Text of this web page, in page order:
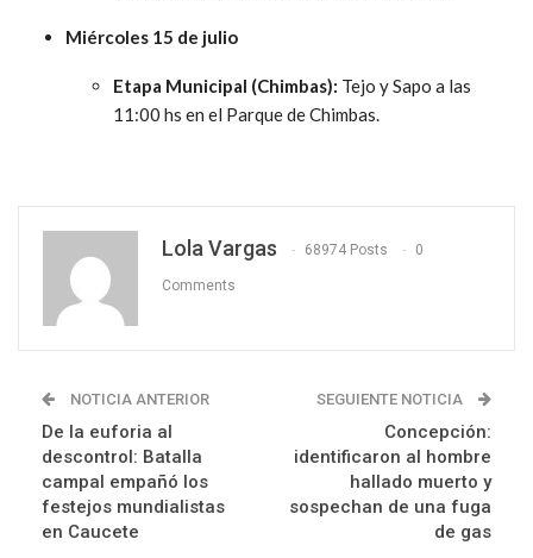
Miércoles 15 de julio
Etapa Municipal (Chimbas): Tejo y Sapo a las
11:00 hs en el Parque de Chimbas.
Lola Vargas 68974 Posts 0
Comments
NOTICIA ANTERIOR
De la euforia al
descontrol: Batalla
campal empañó los
festejos mundialistas
en Caucete
SEGUIENTE NOTICIA
Concepción:
identificaron al hombre
hallado muerto y
sospechan de una fuga
de gas